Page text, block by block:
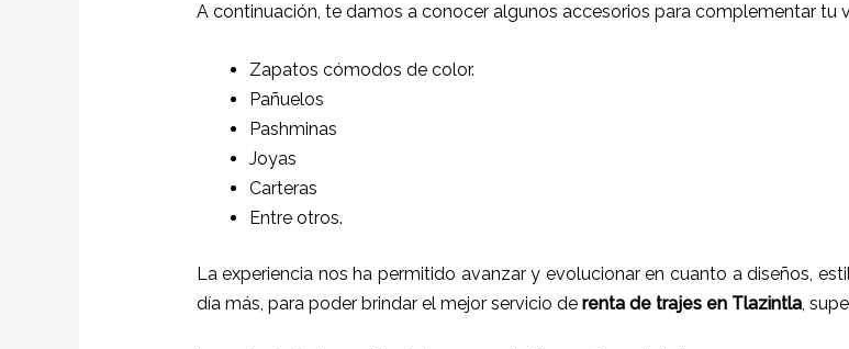
A continuación, te damos a conocer algunos accesorios para complementar tu
Zapatos cómodos de color.
Pañuelos
Pashminas
Joyas
Carteras
Entre otros.
La experiencia nos ha permitido avanzar y evolucionar en cuanto a diseños,
día más, para poder brindar el mejor servicio de renta de trajes en Tlazintla,